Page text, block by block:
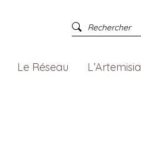
Le Réseau L’Artemisia